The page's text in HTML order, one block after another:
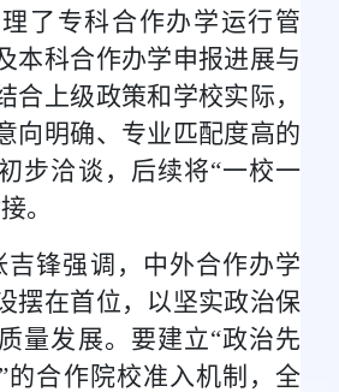
了专科合作办学运行管
本科合作办学申报进展与
合上级政策和学校实际，
向明确、专业匹配度高的
步洽谈，后续将“一校一
。
吉锋强调，中外合作办学
摆在首位，以坚实政治保
量发展。要建立“政治先
的合作院校准入机制，全